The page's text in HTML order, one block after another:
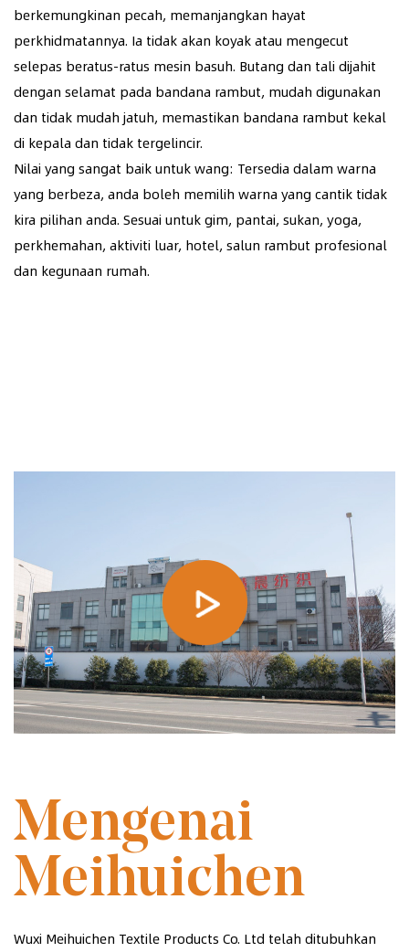
berkemungkinan pecah, memanjangkan hayat
perkhidmatannya. Ia tidak akan koyak atau mengecut
selepas beratus-ratus mesin basuh. Butang dan tali dijahit
dengan selamat pada bandana rambut, mudah digunakan
dan tidak mudah jatuh, memastikan bandana rambut kekal
di kepala dan tidak tergelincir.
Nilai yang sangat baik untuk wang: Tersedia dalam warna
yang berbeza, anda boleh memilih warna yang cantik tidak
kira pilihan anda. Sesuai untuk gim, pantai, sukan, yoga,
perkhemahan, aktiviti luar, hotel, salun rambut profesional
dan kegunaan rumah.
Mengenai
Meihuichen
Wuxi Meihuichen Textile Products Co. Ltd telah ditubuhkan